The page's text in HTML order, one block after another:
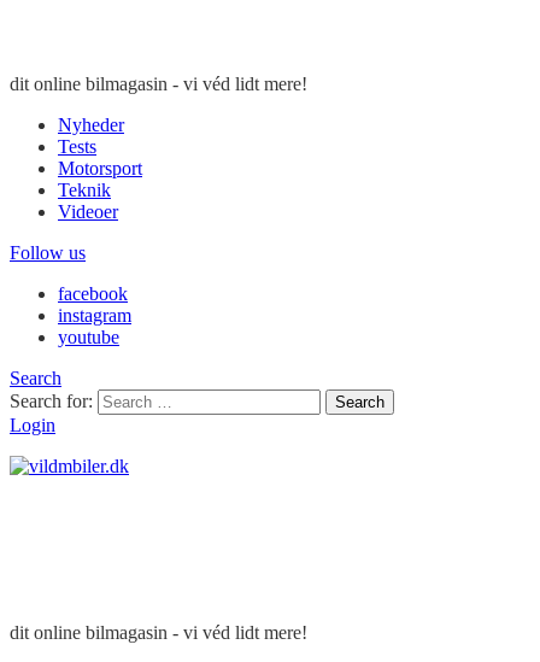
dit online bilmagasin - vi véd lidt mere!
Nyheder
Tests
Motorsport
Teknik
Videoer
Follow us
facebook
instagram
youtube
Search
Search for:
Search
Login
dit online bilmagasin - vi véd lidt mere!